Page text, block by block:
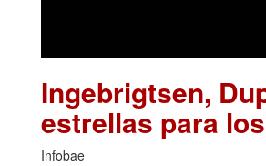
Ingebrigtsen,
estrellas para
Infobae